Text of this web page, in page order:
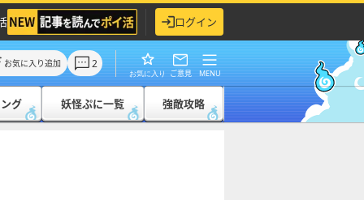
ログイン
お気に入り追加 2
お気に入り ご意見 MENU
グ 妖怪ぷに一覧 強敵攻略